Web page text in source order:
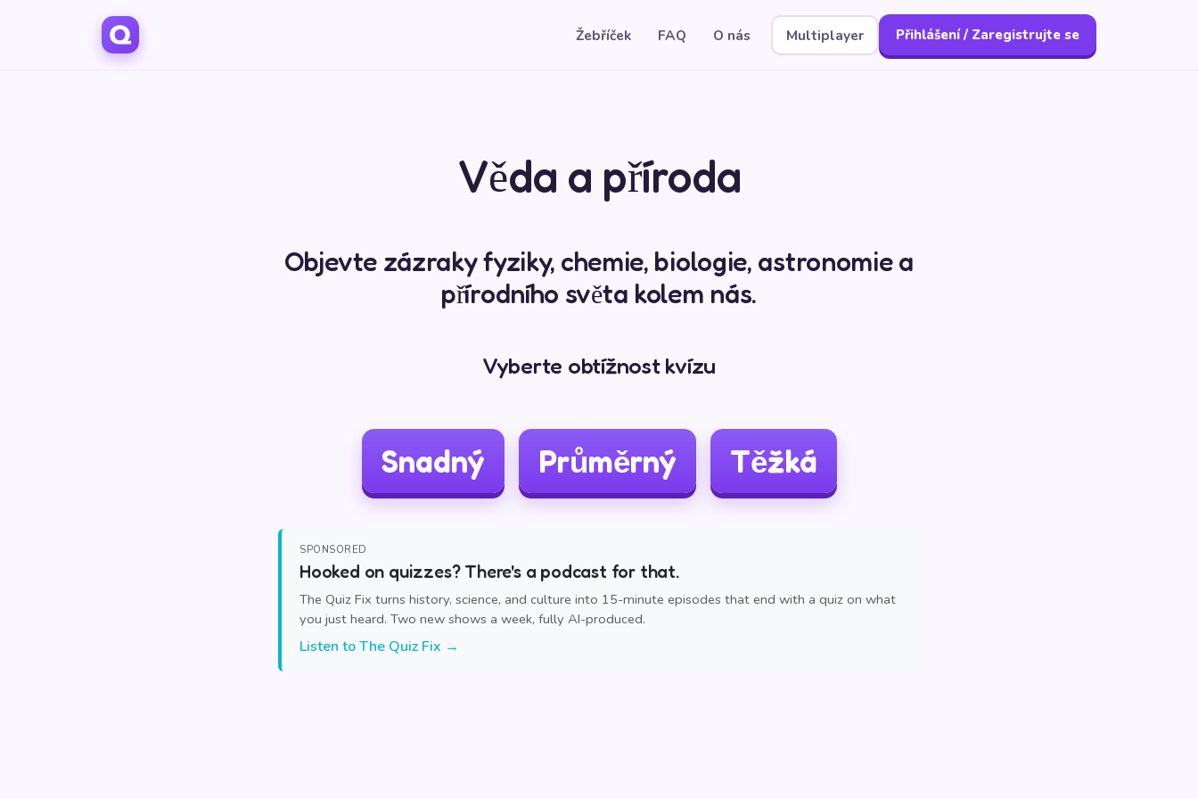
Žebříček FAQ O nás Multiplayer Přihlášení / Zaregistrujte se
Věda a příroda
Objevte zázraky fyziky, chemie, biologie, astronomie a
přírodního světa kolem nás.
Vyberte obtížnost kvízu
Snadný Průměrný Těžká
SPONSORED
Hooked on quizzes? There's a podcast for that.
The Quiz Fix turns history, science, and culture into 15-minute episodes that end with a quiz on what
you just heard. Two new shows a week, fully AI-produced.
Listen to The Quiz Fix →